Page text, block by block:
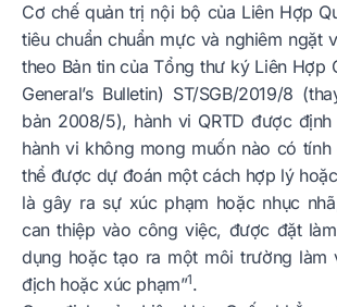
Cơ chế quản trị nội bộ của Liên Hợp
tiêu chuẩn chuẩn mực và nghiêm ngặt
theo Bản tin của Tổng thư ký Liên Hợp
General’s Bulletin) ST/SGB/2019/8
bản 2008/5), hành vi QRTD được
hành vi không mong muốn nào có
thể được dự đoán một cách hợp lý
là gây ra sự xúc phạm hoặc nhục
can thiệp vào công việc, được đặt
dụng hoặc tạo ra một môi trường làm
địch hoặc xúc phạm”1.